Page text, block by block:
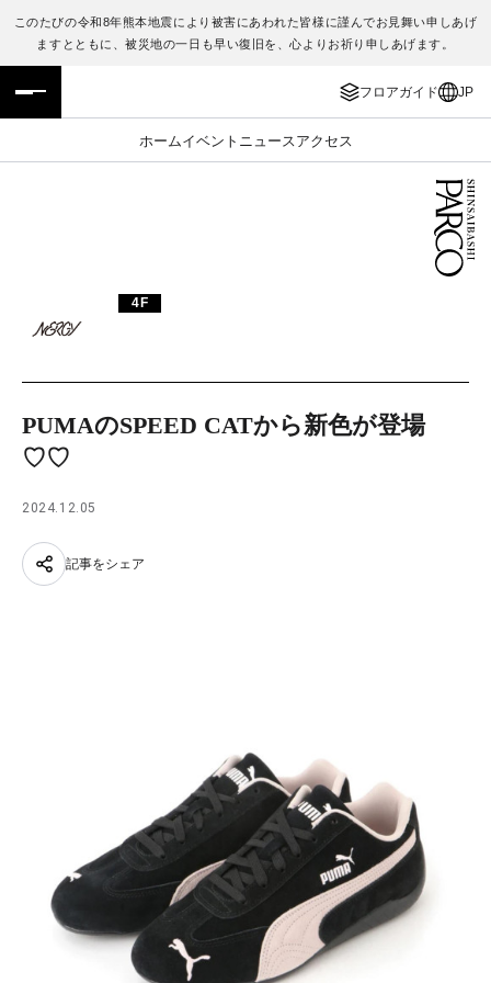
このたびの令和8年熊本地震により被害にあわれた皆様に謹んでお見舞い申しあげ
ますとともに、被災地の一日も早い復旧を、心よりお祈り申しあげます。
フロアガイド JP
ホームイベント ニュース アクセス
フロアガイド
施設案内・アクセス
TAX FREE
JP
ENGLISH
繁体字
日本語
4F
PUMAのSPEED CATから新色が登場
♡♡
2024.12.05
記事をシェア